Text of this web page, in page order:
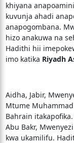
khiyana
kuvunja ahadi
anapogombana.
hizo anakuwa na
Hadithi hii
imo katika Riyadh
Aidha, Jabir,
Mtume Muhammad ﷺ alimwahidi kumpa sehemu ya mali ya
Bahrain
Abu Bakr,
kwa ukamilifu.